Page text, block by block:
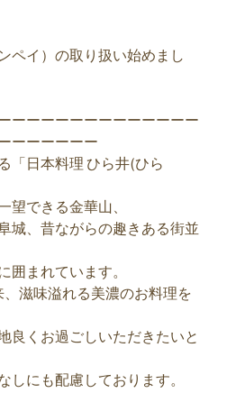
ペイ）の取り扱い始めまし
ーーーーーーーーーーーーー
ーーーーーー
「日本料理 ひら井(ひら
望できる金華山、
城、昔ながらの趣きある街並
囲まれています。
滋味溢れる美濃のお料理を
良くお過ごしいただきたいと
しにも配慮しております。